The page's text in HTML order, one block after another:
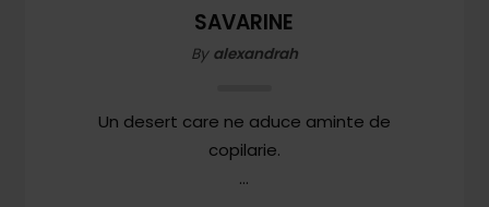
SAVARINE
By alexandrah
Un desert care ne aduce aminte de
copilarie.